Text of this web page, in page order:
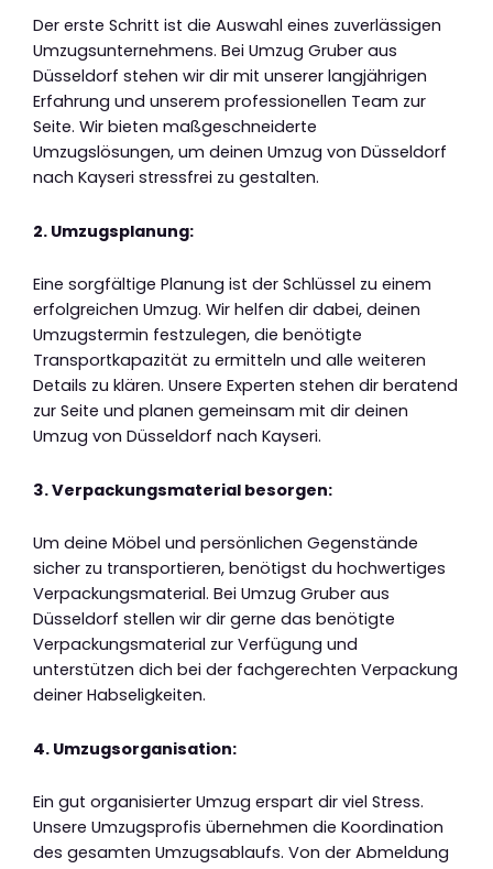
Der erste Schritt ist die Auswahl eines zuverlässigen
Umzugsunternehmens. Bei Umzug Gruber aus
Düsseldorf stehen wir dir mit unserer langjährigen
Erfahrung und unserem professionellen Team zur
Seite. Wir bieten maßgeschneiderte
Umzugslösungen, um deinen Umzug von Düsseldorf
nach Kayseri stressfrei zu gestalten.
2. Umzugsplanung:
Eine sorgfältige Planung ist der Schlüssel zu einem
erfolgreichen Umzug. Wir helfen dir dabei, deinen
Umzugstermin festzulegen, die benötigte
Transportkapazität zu ermitteln und alle weiteren
Details zu klären. Unsere Experten stehen dir beratend
zur Seite und planen gemeinsam mit dir deinen
Umzug von Düsseldorf nach Kayseri.
3. Verpackungsmaterial besorgen:
Um deine Möbel und persönlichen Gegenstände
sicher zu transportieren, benötigst du hochwertiges
Verpackungsmaterial. Bei Umzug Gruber aus
Düsseldorf stellen wir dir gerne das benötigte
Verpackungsmaterial zur Verfügung und
unterstützen dich bei der fachgerechten Verpackung
deiner Habseligkeiten.
4. Umzugsorganisation:
Ein gut organisierter Umzug erspart dir viel Stress.
Unsere Umzugsprofis übernehmen die Koordination
des gesamten Umzugsablaufs. Von der Abmeldung